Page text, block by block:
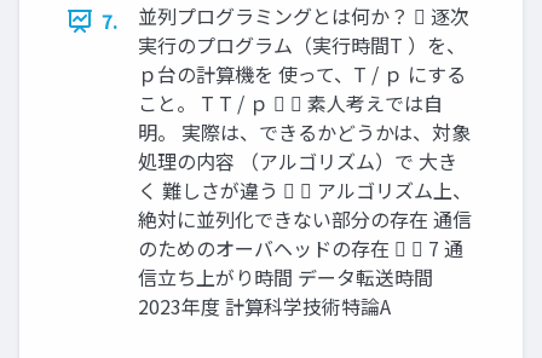
7.
並列プログラミングとは何か？  逐次
実行のプログラム（実行時間T ）を、
ｐ台の計算機を 使って、T / ｐ にする
こと。 T T / ｐ   素人考えでは自
明。 実際は、できるかどうかは、対象
処理の内容 （アルゴリズム）で 大き
く 難しさが違う   アルゴリズム上、
絶対に並列化できない部分の存在 通信
のためのオーバヘッドの存在   7 通
信立ち上がり時間 データ転送時間
2023年度 計算科学技術特論A